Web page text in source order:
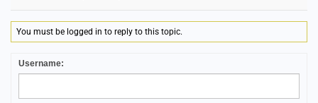
You must be logged in to reply to this topic.
Username: